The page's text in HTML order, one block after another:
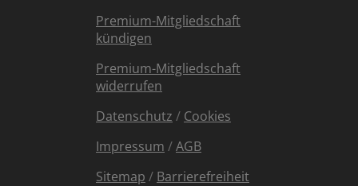
Premium-Mitgliedschaft
kündigen
Premium-Mitgliedschaft
widerrufen
Datenschutz / Cookies
Impressum /AGB
Sitemap / Barrierefreiheit